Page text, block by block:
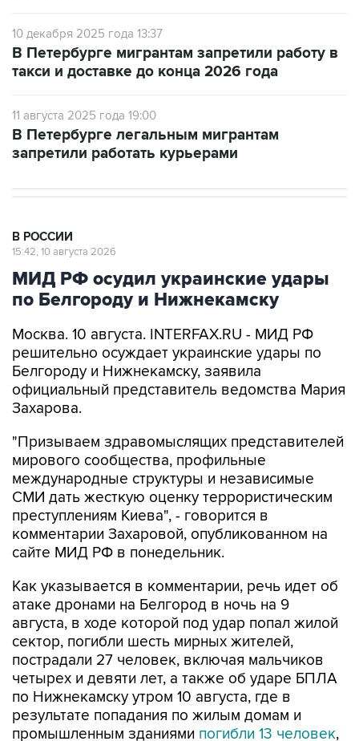
10 декабря 2025 года 13:37
В Петербурге мигрантам запретили работу в
такси и доставке до конца 2026 года
11 августа 2025 года 19:00
В Петербурге легальным мигрантам
запретили работать курьерами
В РОССИИ
15:42, 10 августа 2026
МИД РФ осудил украинские удары
по Белгороду и Нижнекамску
Москва. 10 августа. INTERFAX.RU - МИД РФ
решительно осуждает украинские удары по
Белгороду и Нижнекамску, заявила
официальный представитель ведомства Мария
Захарова.
"Призываем здравомыслящих представителей
мирового сообщества, профильные
международные структуры и независимые
СМИ дать жесткую оценку террористическим
преступлениям Киева", - говорится в
комментарии Захаровой, опубликованном на
сайте МИД РФ в понедельник.
Как указывается в комментарии, речь идет об
атаке дронами на Белгород в ночь на 9
августа, в ходе которой под удар попал жилой
сектор, погибли шесть мирных жителей,
пострадали 27 человек, включая мальчиков
четырех и девяти лет, а также об ударе БПЛА
по Нижнекамску утром 10 августа, где в
результате попадания по жилым домам и
промышленным зданиями погибли 13 человек,